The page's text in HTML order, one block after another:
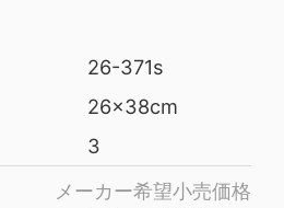
26-371s
26x38cm
3
メーカー希望小売価格